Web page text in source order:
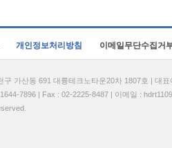
개인정보처리방침 이메일무단수집거
가산동 691 대륭테크노타운20차 1807호 | 대
7896 | Fax : 02-2225-8487 | 이메일 :